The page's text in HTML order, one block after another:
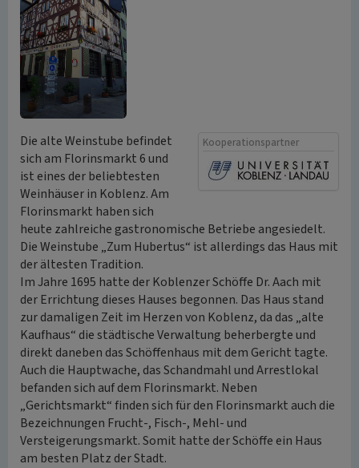
Kooperationspartner
Die alte Weinstube befindet
sich am Florinsmarkt 6 und
ist eines der beliebtesten
Weinhäuser in Koblenz. Am
Florinsmarkt haben sich
heute zahlreiche gastronomische Betriebe angesiedelt.
Die Weinstube „Zum Hubertus“ ist allerdings das Haus mit
der ältesten Tradition.
Im Jahre 1695 hatte der Koblenzer Schöffe Dr. Aach mit
der Errichtung dieses Hauses begonnen. Das Haus stand
zur damaligen Zeit im Herzen von Koblenz, da das „alte
Kaufhaus“ die städtische Verwaltung beherbergte und
direkt daneben das Schöffenhaus mit dem Gericht tagte.
Auch die Hauptwache, das Schandmahl und Arrestlokal
befanden sich auf dem Florinsmarkt. Neben
„Gerichtsmarkt“ finden sich für den Florinsmarkt auch die
Bezeichnungen Frucht-, Fisch-, Mehl- und
Versteigerungsmarkt. Somit hatte der Schöffe ein Haus
am besten Platz der Stadt.